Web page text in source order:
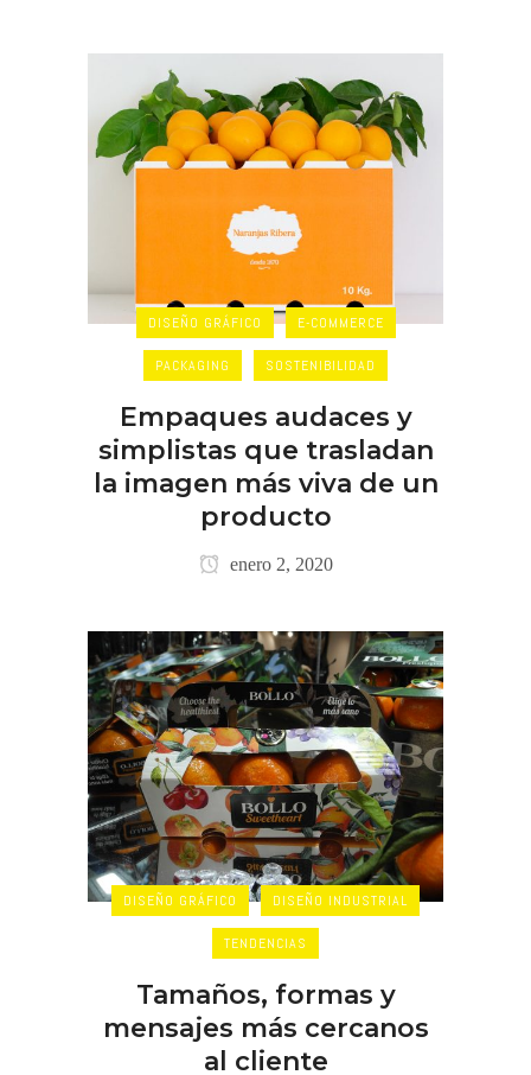
DISEÑO GRÁFICO E-COMMERCE
PACKAGING SOSTENIBILIDAD
Empaques audaces y
simplistas que trasladan
la imagen más viva de un
producto
enero 2, 2020
DISEÑO GRÁFICO DISEÑO INDUSTRIAL
TENDENCIAS
Tamaños, formas y
mensajes más cercanos
al cliente